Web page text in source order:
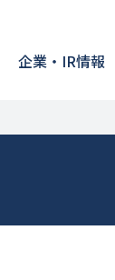
企業・IR情報